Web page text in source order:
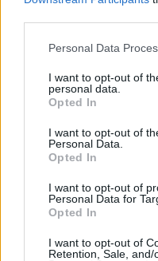
Personal Data
I want to opt-out of
personal data.
Opted In
I want to opt-out of
Personal Data.
Opted In
I want to opt-out of
Personal Data for
Opted In
I want to opt-out of
Retention, Sale,
0 SHARE
whatsapp
πρώτος όλα τα